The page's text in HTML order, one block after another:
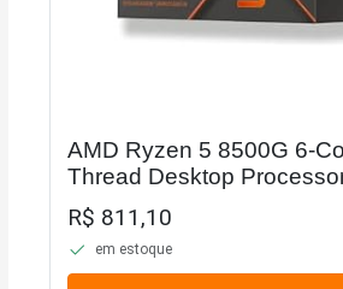
AMD Ryzen 5 8500G 6-
Thread Desktop
R$ 811,10
em estoque